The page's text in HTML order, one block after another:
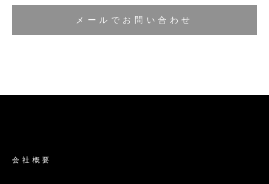
メールでお問い合わせ
会社概要